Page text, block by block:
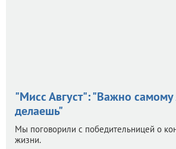
"Мисс Август": "Важно самому
делаешь"
Мы поговорили с победительницей о
жизни.